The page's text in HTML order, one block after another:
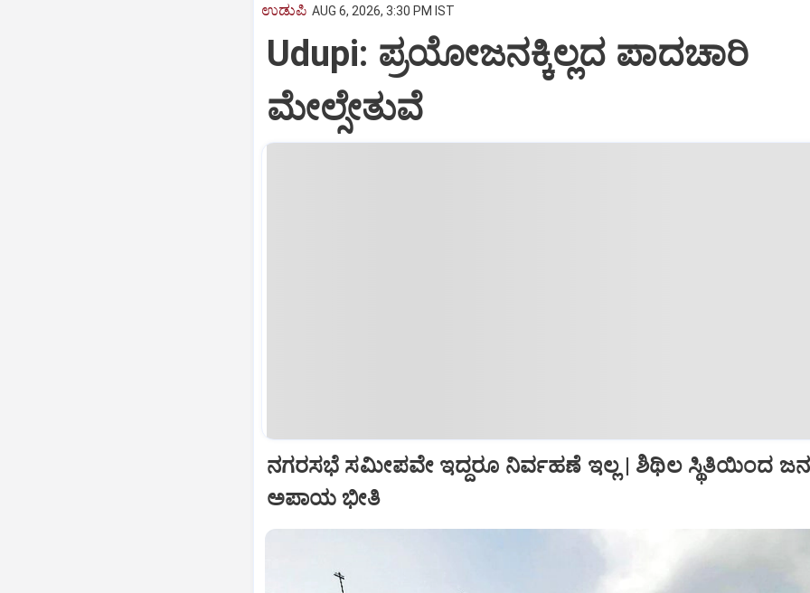
ಉಡುಪಿ AUG 6, 2026, 3:30 PM IST
Udupi: ಪ್ರಯೋಜನಕ್ಕಿಲ್ಲದ ಪಾದಚಾರಿ
ಮೇಲ್ಸೇತುವೆ
ನಗರಸಭೆ ಸಮೀಪವೇ ಇದ್ದರೂ ನಿರ್ವಹಣೆ ಇಲ್ಲ | ಶಿಥಿಲ ಸ್ಥಿತಿಯಿಂದ
ಅಪಾಯ ಭೀತಿ